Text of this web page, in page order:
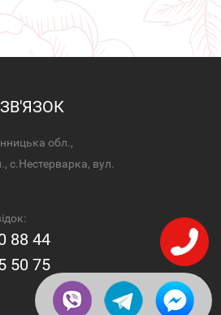
обл.,
с.Нестерварка, вул.
88 44
50 75